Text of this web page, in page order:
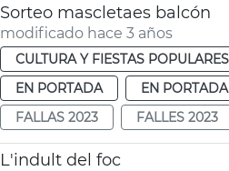
Sorteo mascletaes balcón
modificado hace 3 años
CULTURA Y FIESTAS POPULARES
EN PORTADA
EN
FALLAS 2023
FALLES 2023
L'indult del foc